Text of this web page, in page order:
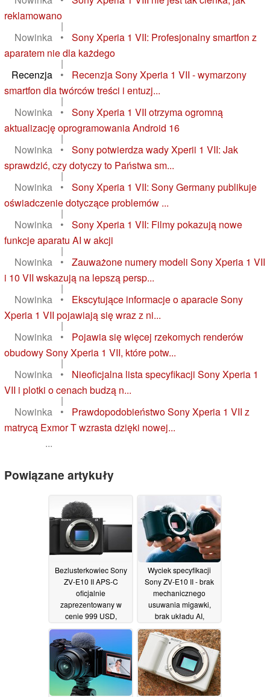
reklamowano
|
Nowinka
•
Sony Xperia 1 VII: Profesjonalny smartfon z
aparatem nie dla każdego
|
Recenzja
•
Recenzja Sony Xperia 1 VII - wymarzony
smartfon dla twórców treści i entuzj...
|
Nowinka
•
Sony Xperia 1 VII otrzyma ogromną
aktualizację oprogramowania Android 16
|
Nowinka
•
Sony potwierdza wady Xperii 1 VII: Jak
sprawdzić, czy dotyczy to Państwa sm...
|
Nowinka
•
Sony Xperia 1 VII: Sony Germany publikuje
oświadczenie dotyczące problemów ...
|
Nowinka
•
Sony Xperia 1 VII: Filmy pokazują nowe
funkcje aparatu AI w akcji
|
Nowinka
•
Zauważone numery modeli Sony Xperia 1 VII
i 10 VII wskazują na lepszą persp...
|
Nowinka
•
Ekscytujące informacje o aparacie Sony
Xperia 1 VII pojawiają się wraz z ni...
|
Nowinka
•
Pojawia się więcej rzekomych renderów
obudowy Sony Xperia 1 VII, które potw...
|
Nowinka
•
Nieoficjalna lista specyfikacji Sony Xperia 1
VII i plotki o cenach budzą n...
|
Nowinka
•
Prawdopodobieństwo Sony Xperia 1 VII z
matrycą Exmor T wzrasta dzięki nowej...
...
Powiązane artykuły
Bezlusterkowiec Sony
ZV-E10 II APS-C
oficjalnie
zaprezentowany w
cenie 999 USD,
przedsprzedaż rusza
11 lipca11/07/2024
Wyciek specyfikacji
Sony ZV-E10 II - brak
mechanicznego
usuwania migawki,
brak układu AI,
ogromny skok ceny
05/07/2024